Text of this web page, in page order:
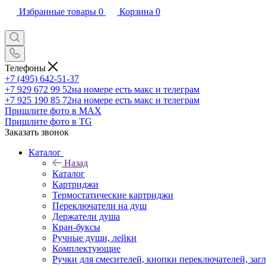
Избранные товары 0 Корзина 0
Телефоны
+7 (495) 642-51-37
+7 929 672 99 52на номере есть макс и телеграм
+7 925 190 85 72на номере есть макс и телеграм
Пришлите фото в MAX
Пришлите фото в TG
Заказать звонок
Каталог
Назад
Каталог
Картриджи
Термостатические картриджи
Переключатели на душ
Держатели душа
Кран-буксы
Ручные души, лейки
Комплектующие
Ручки для смесителей, кнопки переключателей,